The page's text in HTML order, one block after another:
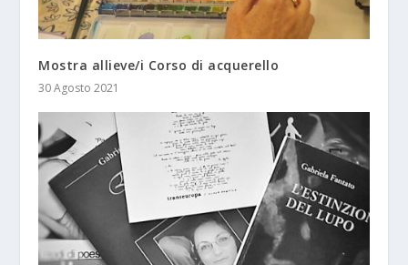
Mostra allieve/i Corso di acquerello
30 Agosto 2021